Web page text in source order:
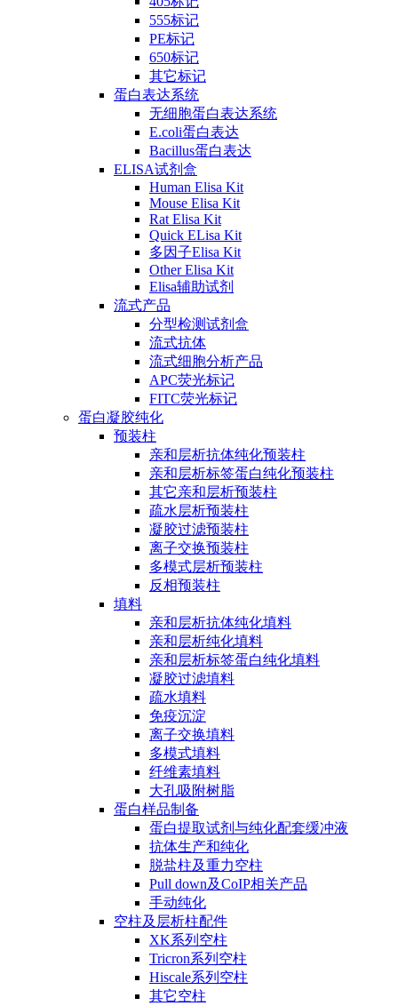
555标记
PE标记
650标记
其它标记
蛋白表达系统
无细胞蛋白表达系统
E.coli蛋白表达
Bacillus蛋白表达
ELISA试剂盒
Human Elisa Kit
Mouse Elisa Kit
Rat Elisa Kit
Quick ELisa Kit
多因子Elisa Kit
Other Elisa Kit
Elisa辅助试剂
流式产品
分型检测试剂盒
流式抗体
流式细胞分析产品
APC荧光标记
FITC荧光标记
蛋白凝胶纯化
预装柱
亲和层析抗体纯化预装柱
亲和层析标签蛋白纯化预装柱
其它亲和层析预装柱
疏水层析预装柱
凝胶过滤预装柱
离子交换预装柱
多模式层析预装柱
反相预装柱
填料
亲和层析抗体纯化填料
亲和层析纯化填料
亲和层析标签蛋白纯化填料
凝胶过滤填料
疏水填料
免疫沉淀
离子交换填料
多模式填料
纤维素填料
大孔吸附树脂
蛋白样品制备
蛋白提取试剂与纯化配套缓冲液
抗体生产和纯化
脱盐柱及重力空柱
Pull down及CoIP相关产品
手动纯化
空柱及层析柱配件
XK系列空柱
Tricron系列空柱
Hiscale系列空柱
其它空柱